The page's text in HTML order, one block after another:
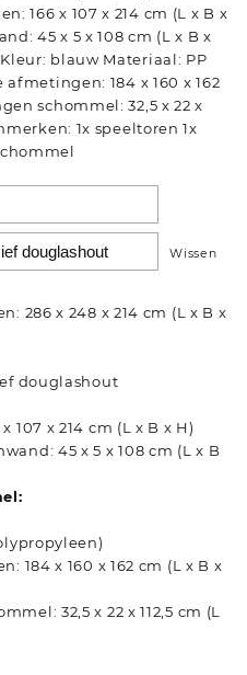
166 x 107 x 214 cm (L x B x
45 x 5 x 108 cm (L x B x
blauw Materiaal: PP
184 x 160 x 162
schommel: 32,5 x 22 x
1x speeltoren 1x
Wissen
286 x 248 x 214 cm (L x B x
douglashout
107 x 214 cm (L x B x H)
45 x 5 x 108 cm (L x B
184 x 160 x 162 cm (L x B x
32,5 x 22 x 112,5 cm (L